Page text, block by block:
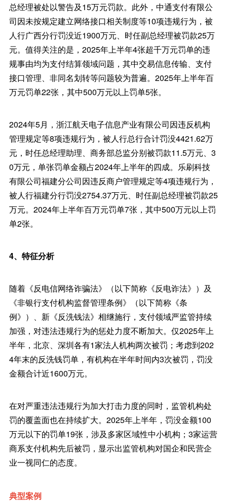
总经理被处以警告及15万元罚款。此外，中通支付有限公
司因未按规定建立网络接口相关制度等10项违规行为，被
人行广西分行罚没近1900万元、时任副总经理被罚款25万
元。值得关注的是，2025年上半年4张超千万元罚单的违
规事由均为支付结算领域问题，其中交易信息传输、支付
接口管理、非同名划转等问题较为普遍。2025年上半年百
万元罚单22张，其中500万元以上罚单5张。
2024年5月，浙江航天电子信息产业有限公司因违反机构
管理规定等8项违规行为，被人行总行合计罚没4421.62万
元，时任总经理助理、商务部总监分别被罚款11.5万元、3
0万元，单张罚单金额占2024年上半年的四成。乐刷科技
有限公司福建分公司因违反商户管理规定等4项违规行为，
被人行福建分行罚没2754.37万元、时任副总经理被罚款25
万元。2024年上半年百万元罚单7张，其中500万元以上罚
单2张。
4、特征分析
随着《反电信网络诈骗法》（以下简称《反电诈法》）及
《非银行支付机构监督管理条例》（以下简称《条
例》）、新《反洗钱法》相继施行，支付领域严监管持续
加强，对违法违规行为的惩处力度不断加大。仅2025年上
半年，北京、深圳各有1家法人机构两次被罚；考虑到202
4年末的反洗钱罚单，有机构在半年时间内3次被罚，罚没
金额合计近1600万元。
在对严重违法违规行为加大打击力度的同时，监管机构处
罚的覆盖面也在持续扩大。2025年上半年，罚没金额100
万元以下的罚单19张，涉及多家区域性中小机构；3家运营
商系支付机构先后被罚，显示出监管机构对国企和民营企
业一视同仁的态度。
典型案例